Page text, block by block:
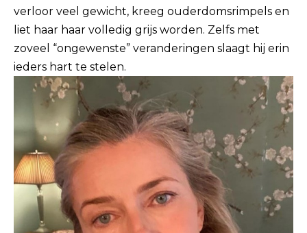
verloor veel gewicht, kreeg ouderdomsrimpels en
liet haar haar volledig grijs worden. Zelfs met
zoveel “ongewenste” veranderingen slaagt hij erin
ieders hart te stelen.